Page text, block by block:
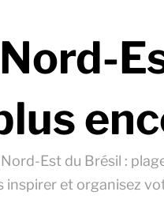
Est du Brésil :
inspirer et organisez